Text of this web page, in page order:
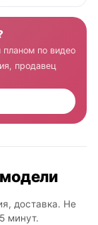
по видео
продавец
доставка. Не
минут.